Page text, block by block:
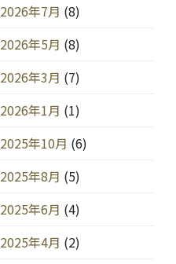
2026年7月 (8)
2026年5月 (8)
2026年3月 (7)
2026年1月 (1)
2025年10月 (6)
2025年8月 (5)
2025年6月 (4)
2025年4月 (2)